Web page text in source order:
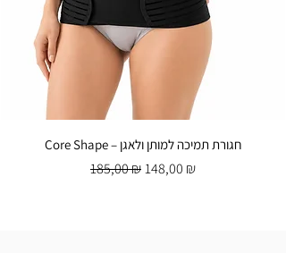
Core Shape – חגורת תמיכה למותן ולאגן
Обычная цена
185,00 ₪ Цена со скидкой
148,00 ₪